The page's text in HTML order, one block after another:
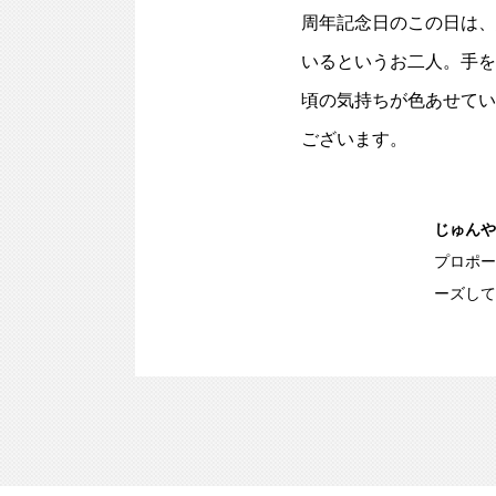
周年記念日のこの日は
いるというお二人。手
頃の気持ちが色あせて
ございます。
じゅん
プロポ
ーズし